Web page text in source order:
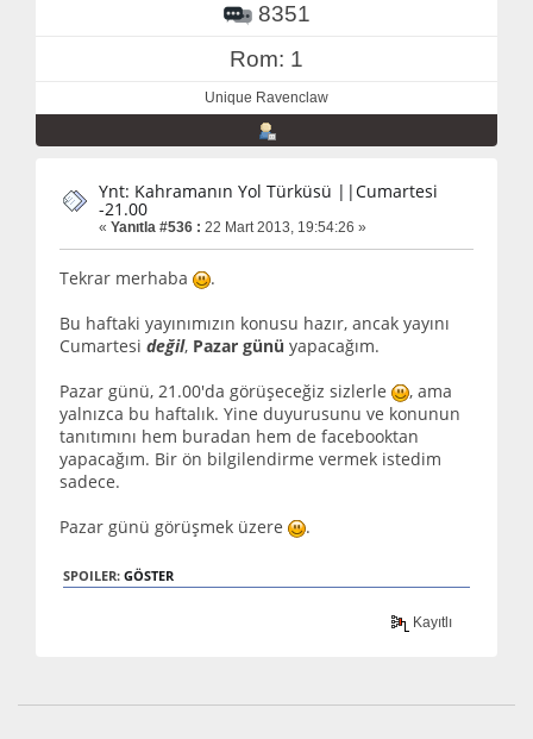
8351
Rom: 1
Unique Ravenclaw
Ynt: Kahramanın Yol Türküsü ||Cumartesi
-21.00
« Yanıtla #536 : 22 Mart 2013, 19:54:26 »
Tekrar merhaba
.
Bu haftaki yayınımızın konusu hazır, ancak yayını
Cumartesi değil, Pazar günü yapacağım.
Pazar günü, 21.00'da görüşeceğiz sizlerle
, ama
yalnızca bu haftalık. Yine duyurusunu ve konunun
tanıtımını hem buradan hem de facebooktan
yapacağım. Bir ön bilgilendirme vermek istedim
sadece.
Pazar günü görüşmek üzere
.
SPOILER: GÖSTER
Kayıtlı